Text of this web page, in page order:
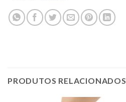
PRODUTOS RELACIONADOS